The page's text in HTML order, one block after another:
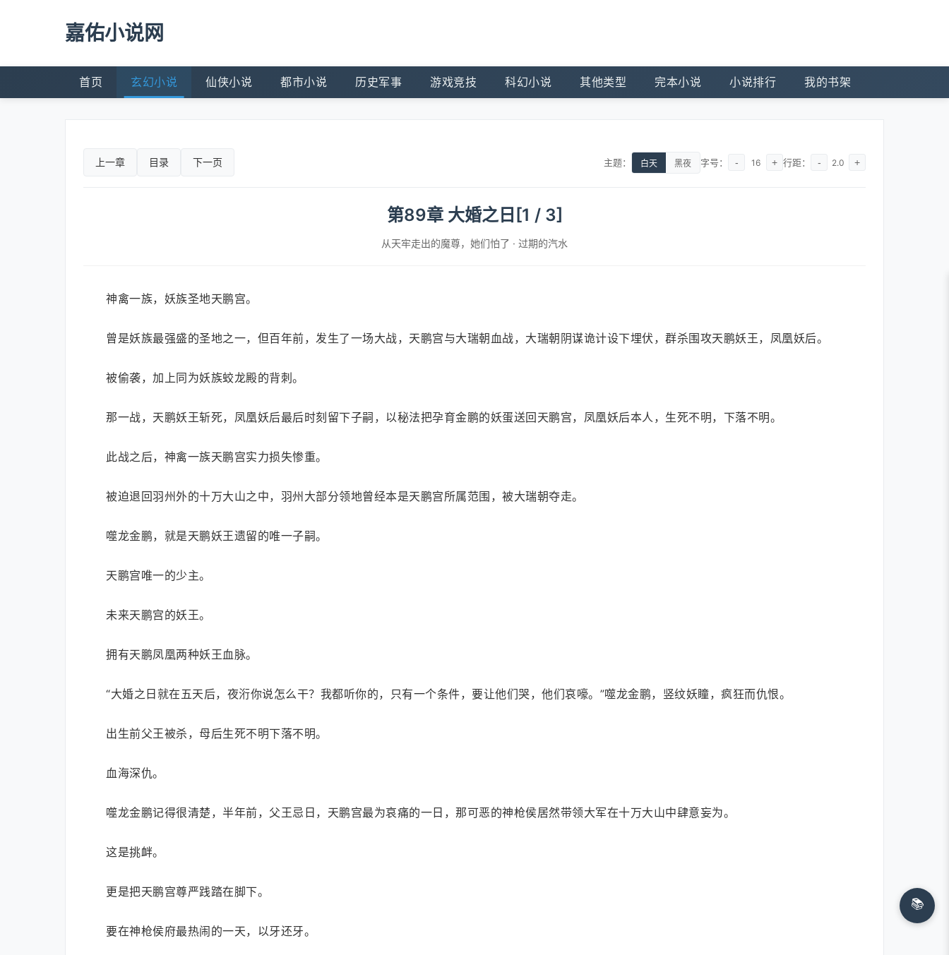
嘉佑小说网
首页 玄幻小说 仙侠小说 都市小说 历史军事 游戏竞技 科幻小说 其他类型 完本小说 小说排行 我的书架
上一章 目录 下一页 主题： 白天 黑夜 字号： - 16 + 行距： - 2.0 +
第89章 大婚之日[1 / 3]
从天牢走出的魔尊，她们怕了 · 过期的汽水
神禽一族，妖族圣地天鹏宫。
曾是妖族最强盛的圣地之一，但百年前，发生了一场大战，天鹏宫与大瑞朝血战，大瑞朝阴谋诡计设下埋伏，群杀围攻天鹏妖王，凤凰妖后。
被偷袭，加上同为妖族蛟龙殿的背刺。
那一战，天鹏妖王斩死，凤凰妖后最后时刻留下子嗣，以秘法把孕育金鹏的妖蛋送回天鹏宫，凤凰妖后本人，生死不明，下落不明。
此战之后，神禽一族天鹏宫实力损失惨重。
被迫退回羽州外的十万大山之中，羽州大部分领地曾经本是天鹏宫所属范围，被大瑞朝夺走。
噬龙金鹏，就是天鹏妖王遗留的唯一子嗣。
天鹏宫唯一的少主。
未来天鹏宫的妖王。
拥有天鹏凤凰两种妖王血脉。
“大婚之日就在五天后，夜洐你说怎么干？我都听你的，只有一个条件，要让他们哭，他们哀嚎。”噬龙金鹏，竖纹妖瞳，疯狂而仇恨。
出生前父王被杀，母后生死不明下落不明。
血海深仇。
噬龙金鹏记得很清楚，半年前，父王忌日，天鹏宫最为哀痛的一日，那可恶的神枪侯居然带领大军在十万大山中肆意妄为。
这是挑衅。
更是把天鹏宫尊严践踏在脚下。
要在神枪侯府最热闹的一天，以牙还牙。
📚